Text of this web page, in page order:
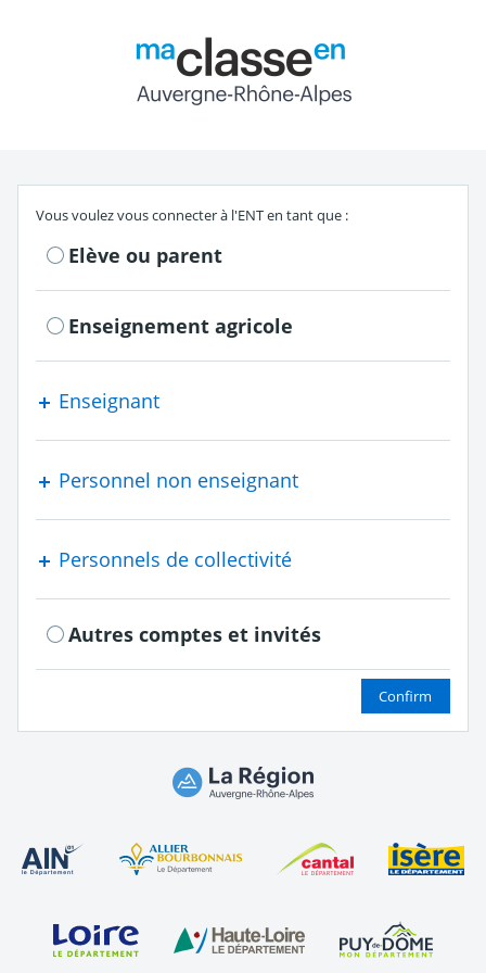
S'authentifier en tant que
Vous voulez vous connecter à l'ENT en tant que :
Elève ou parent
Enseignement agricole
Enseignant
Personnel non enseignant
Personnels de collectivité
Autres comptes et invités